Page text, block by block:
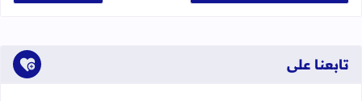
تابعنا على